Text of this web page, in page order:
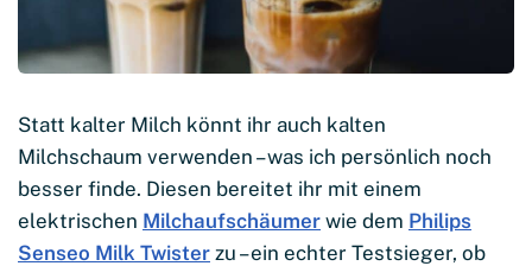
Statt kalter Milch könnt ihr auch kalten
Milchschaum verwenden – was ich persönlich noch
besser finde. Diesen bereitet ihr mit einem
elektrischen Milchaufschäumer wie dem Philips
Senseo Milk Twister zu – ein echter Testsieger, ob